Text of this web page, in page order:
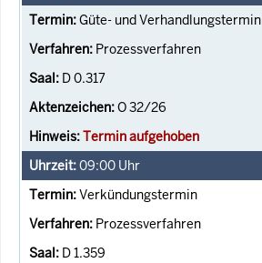
Güte- und Verhandlungstermin
Prozessverfahren
D 0.317
O 32/26
Termin aufgehoben
09:00 Uhr
Verkündungstermin
Prozessverfahren
D 1.359